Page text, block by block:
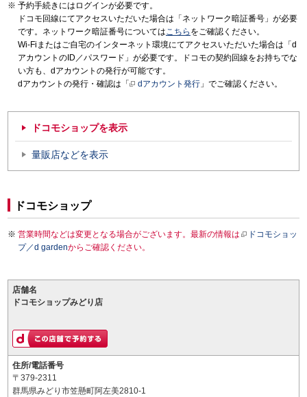
予約手続きにはログインが必要です。
ドコモ回線にてアクセスいただいた場合は「ネットワーク暗証番号」が必要
です。ネットワーク暗証番号についてはこちら をご確認ください。
Wi-Fiまたはご自宅のインターネット環境にてアクセスいただいた場合は「d
アカウントのID／パスワード」が必要です。ドコモの契約回線をお持ちでな
い方も、dアカウントの発行が可能です。
dアカウントの発行・確認は「
dアカウント発行 」でご確認ください。
ドコモショップを表示
量販店などを表示
ドコモショップ
営業時間などは変更となる場合がございます。最新の情報は
ドコモショッ
プ／d gardenからご確認ください。
店舗名
ドコモショップみどり店
住所/電話番号
〒379-2311
群馬県みどり市笠懸町阿左美2810-1